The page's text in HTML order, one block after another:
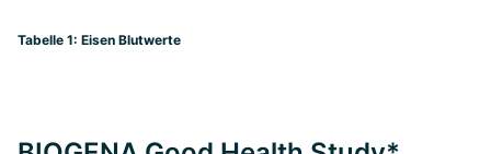
Tabelle 1: Eisen Blutwerte